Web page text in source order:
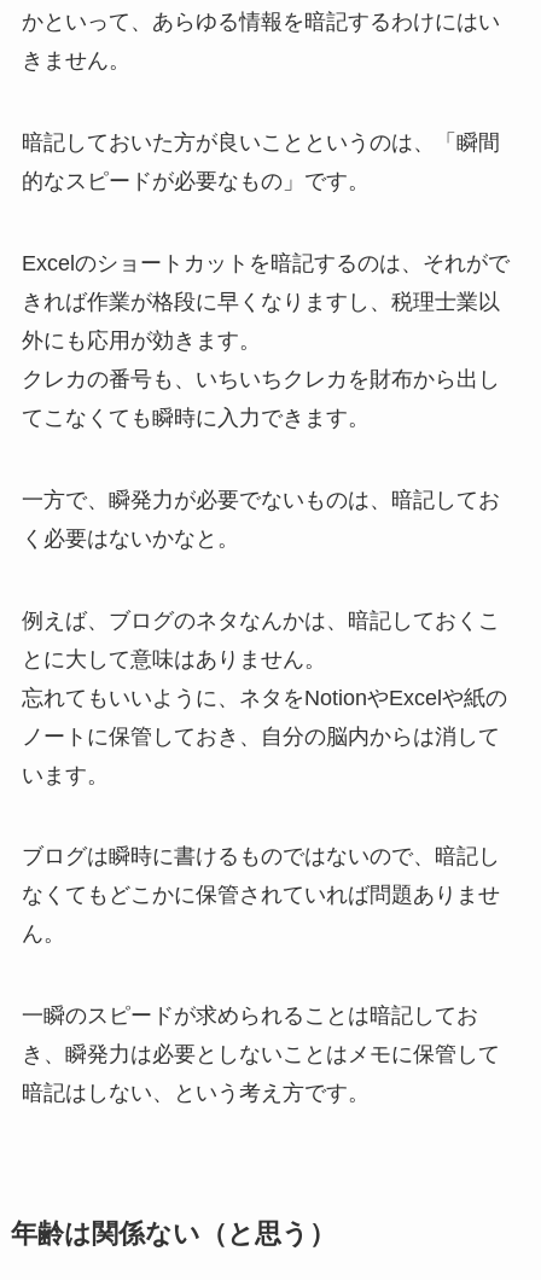
かといって、あらゆる情報を暗記するわけにはい
きません。
暗記しておいた方が良いことというのは、「瞬間
的なスピードが必要なもの」です。
Excelのショートカットを暗記するのは、それがで
きれば作業が格段に早くなりますし、税理士業以
外にも応用が効きます。
クレカの番号も、いちいちクレカを財布から出し
てこなくても瞬時に入力できます。
一方で、瞬発力が必要でないものは、暗記してお
く必要はないかなと。
例えば、ブログのネタなんかは、暗記しておくこ
とに大して意味はありません。
忘れてもいいように、ネタをNotionやExcelや紙の
ノートに保管しておき、自分の脳内からは消して
います。
ブログは瞬時に書けるものではないので、暗記し
なくてもどこかに保管されていれば問題ありませ
ん。
一瞬のスピードが求められることは暗記してお
き、瞬発力は必要としないことはメモに保管して
暗記はしない、という考え方です。
年齢は関係ない（と思う）